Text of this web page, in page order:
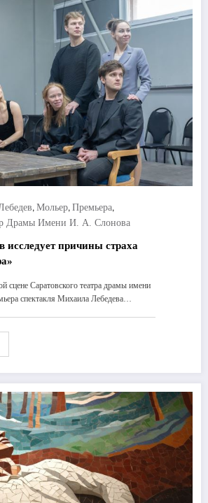
, Мольер, Премьера,
Драмы Имени И. А. Слонова
исследует причины страха
сцене Саратовского театра драмы имени
спектакля Михаила Лебедева…